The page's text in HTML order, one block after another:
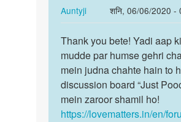
chodry
Auntyji
शनि, 06/06/2020 -
In
reply
to
Veri
nice
story
by
विलास
Thank
you
bete!
Yadi
aap…
Thank you bete! Yadi aap
mudde par humse gehri
mein judna chahte hain to
discussion board “Just
mein zaroor shamil ho!
https://lovematters.in/en/